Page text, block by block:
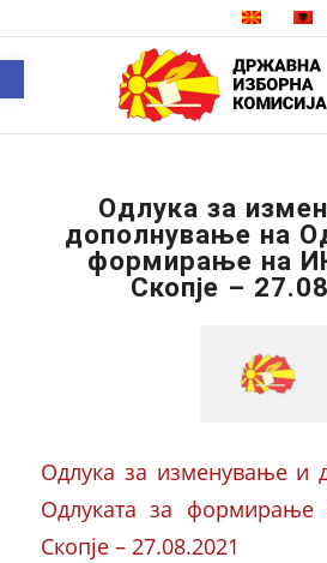
Одлука за
дополнување на
формирање на
Скопје –
Одлука за изменување и
Одлуката за
Скопје – 27.08.2021
Open toolbar